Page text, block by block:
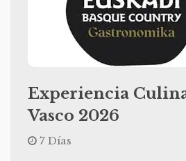
Experiencia
Vasco 2026
7 Días